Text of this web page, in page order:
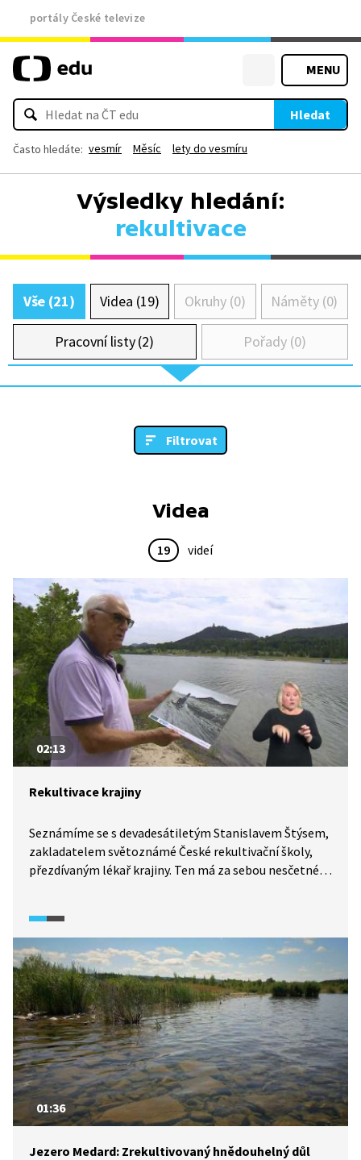
portály České televize
MENU
Hledat
Často hledáte: vesmír Měsíc lety do vesmíru
Výsledky hledání:
rekultivace
Vše (21) Videa (19) Okruhy (0) Náměty (0)
Pracovní listy (2) Pořady (0)
Filtrovat
Videa
19 videí
02:13
Rekultivace krajiny
Seznámíme se s devadesátiletým Stanislavem Štýsem,
zakladatelem světoznámé České rekultivační školy,
přezdívaným lékař krajiny. Ten má za sebou nesčetné
které viděli lidé v Rakousku, Německu i Holandsku
a které nyní můžeme najít v mosteckém muzeu.
01:36
Jezero Medard: Zrekultivovaný hnědouhelný důl